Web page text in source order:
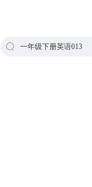
一年级下册英语013